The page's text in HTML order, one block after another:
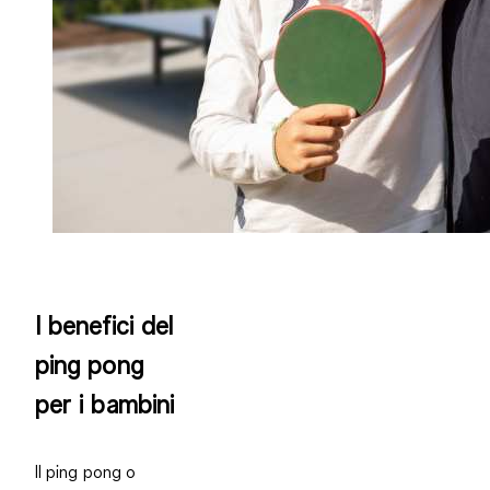
I benefici del
ping pong
per i bambini
Il ping pong o